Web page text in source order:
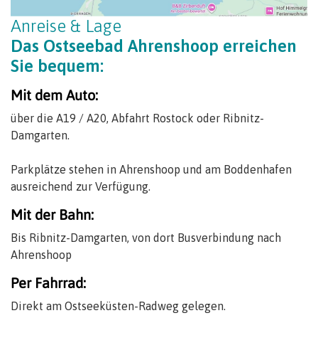
Anreise & Lage
Das Ostseebad Ahrenshoop erreichen
Sie bequem:
Mit dem Auto:
über die A19 / A20, Abfahrt Rostock oder Ribnitz-
Damgarten.
Parkplätze stehen in Ahrenshoop und am Boddenhafen
ausreichend zur Verfügung.
Mit der Bahn:
Bis Ribnitz-Damgarten, von dort Busverbindung nach
Ahrenshoop
Per Fahrrad:
Direkt am Ostseeküsten-Radweg gelegen.